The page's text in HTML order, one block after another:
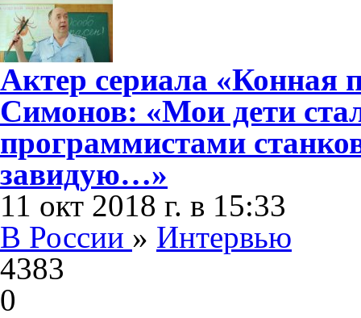
Актер сериала «Конная
Симонов: «Мои дети
программистами
завидую…»
11 окт 2018 г. в 15:33
В России » Интервью
4383
0